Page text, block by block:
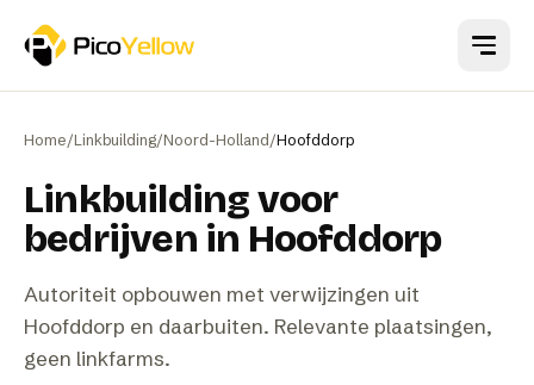
Home/Linkbuilding/Noord-Holland /Hoofddorp
Linkbuilding voor
bedrijven in Hoofddorp
Autoriteit opbouwen met verwijzingen uit
Hoofddorp en daarbuiten. Relevante plaatsingen,
geen linkfarms.